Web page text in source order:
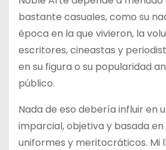
bastante casuales, como su
época en la que vivieron, la
escritores, cineastas y
en su figura o su popularidad
público.
Nada de eso debería influir en
imparcial, objetiva y basada
uniformes y meritocráticos. Mi